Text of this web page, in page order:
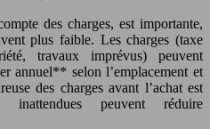
des charges, est importante,
plus faible. Les charges (taxe
travaux imprévus) peuvent
annuel** selon l’emplacement et
des charges avant l’achat est
inattendues peuvent réduire